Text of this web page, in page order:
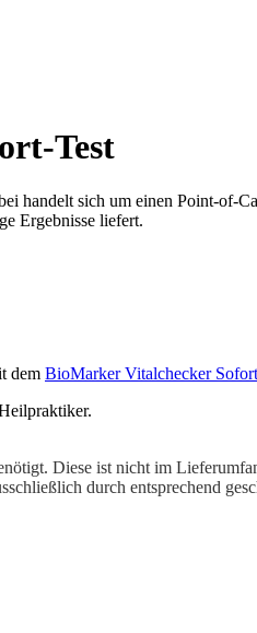
Test
handelt sich um einen Point-of-
Ergebnisse liefert.
dem BioMarker Vitalchecker
Diese ist nicht im
durch entsprechend